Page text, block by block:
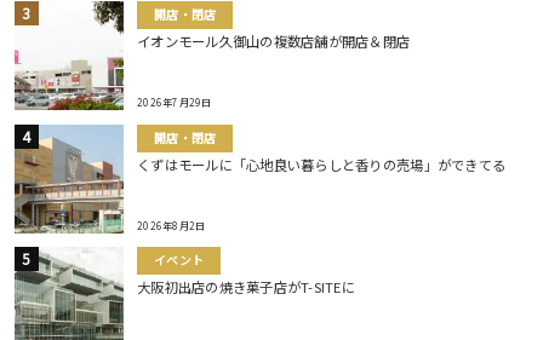
開店・閉店
イオンモール久御山の複数店舗が開店＆閉店
2026年7月29日
開店・閉店
くずはモールに「心地良い暮らしと香りの売場」ができてる
2026年8月2日
イベント
大阪初出店の焼き菓子店がT-SITEに